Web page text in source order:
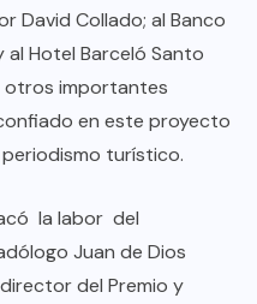
David Collado; al Banco
al Hotel Barceló Santo
otros importantes
en este proyecto
turístico.​
la labor del
Juan de Dios
del Premio​ y